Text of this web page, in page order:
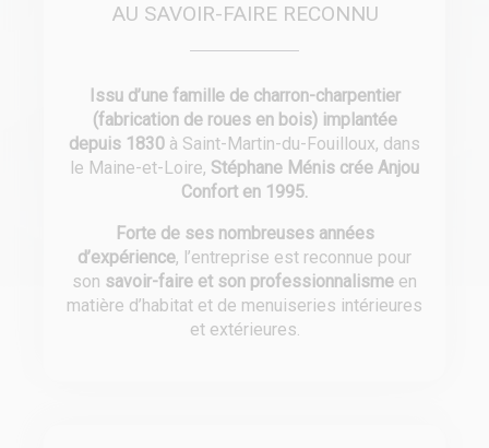
AU SAVOIR-FAIRE RECONNU
Issu d’une famille de charron-charpentier
(fabrication de roues en bois) implantée
depuis 1830 à Saint-Martin-du-Fouilloux, dans
le Maine-et-Loire, Stéphane Ménis crée Anjou
Confort en 1995.
Forte de ses nombreuses années
d’expérience, l’entreprise est reconnue pour
son savoir-faire et son professionnalisme en
matière d’habitat et de menuiseries intérieures
et extérieures.